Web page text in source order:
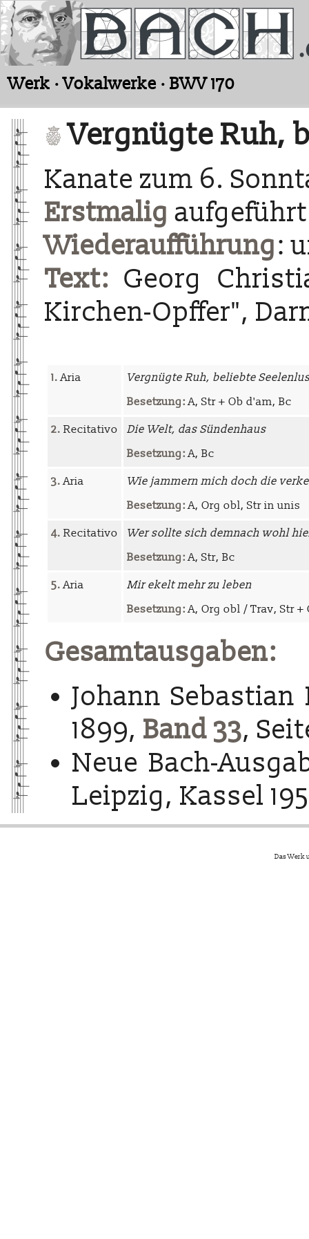
Werk · Vokalwerke · BWV 170
Vergnügte Ruh,
Kanate zum 6.
Erstmalig aufgeführt
Wiederaufführung:
Text: Georg
Kirchen-Opffer",
1.Aria
Vergnügte Ruh, beliebte
Besetzung:A, Str + Ob d'am, Bc
2. Recitativo
Die Welt, das Sündenhaus
Besetzung:A, Bc
3.Aria
Wie jammern mich doch die
Besetzung:A, Org obl, Str in unis
4. Recitativo
Wer sollte sich demnach wohl
Besetzung:A, Str, Bc
5.Aria
Mir ekelt mehr zu leben
Besetzung:A, Org obl / Trav, Str +
Gesamtausgaben:
Johann Sebastian
1899, Band 33,
Neue Bach-
Leipzig, Kassel
Das Werk